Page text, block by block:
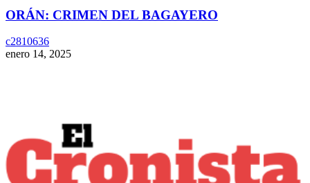
ORÁN: CRIMEN DEL BAGAYERO
c2810636
enero 14, 2025